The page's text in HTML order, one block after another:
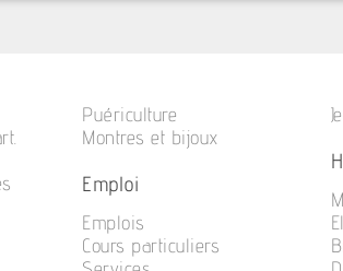
Puériculture
Montres et bijoux
Emploi
Emplois
Cours particuliers